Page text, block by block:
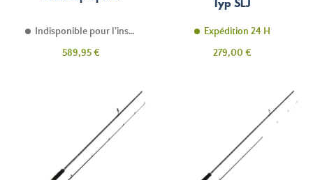
Indisponible pour l'instant
Prix
589,95 €
Expédition 24 H
Prix
279,00 €